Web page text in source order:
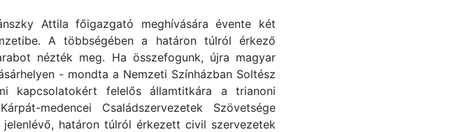
Attila főigazgató meghívására évente két
A többségében a határon túlról érkező
nézték meg. Ha összefogunk, újra magyar
- mondta a Nemzeti Színházban Soltész
kapcsolatokért felelős államtitkára a trianoni
medencei Családszervezetek Szövetsége
határon túlról érkezett civil szervezetek